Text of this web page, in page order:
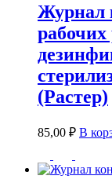
Журнал
рабочих
(Растер)
85,00 ₽ В